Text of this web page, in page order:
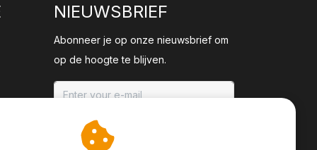
NIEUWSBRIEF
Abonneer je op onze nieuwsbrief om
op de hoogte te blijven.
ABONNEER